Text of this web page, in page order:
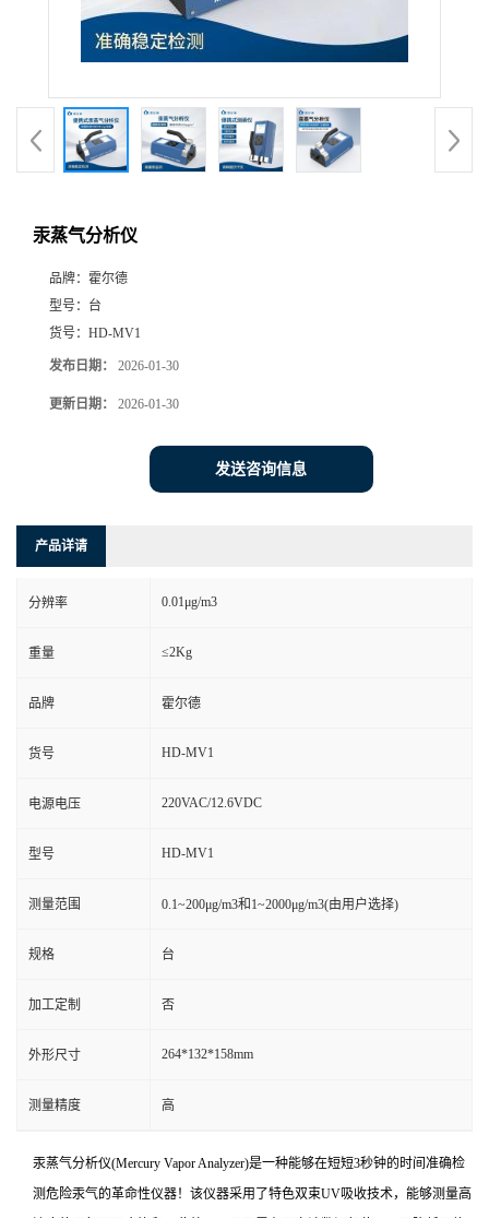
汞蒸气分析仪
品牌： 霍尔德
型号： 台
货号： HD-MV1
发布日期： 2026-01-30
更新日期： 2026-01-30
发送咨询信息
产品详请
分辨率 0.01μg/m3
重量 ≤2Kg
品牌 霍尔德
货号 HD-MV1
电源电压 220VAC/12.6VDC
型号 HD-MV1
测量范围 0.1~200μg/m3和1~2000μg/m3(由用户选择)
规格 台
加工定制 否
外形尺寸 264*132*158mm
测量精度 高
汞蒸气分析仪(Mercury Vapor Analyzer)是一种能够在短短3秒钟的时间准确检
测危险汞气的革命性仪器！该仪器采用了特色双束UV吸收技术，能够测量高